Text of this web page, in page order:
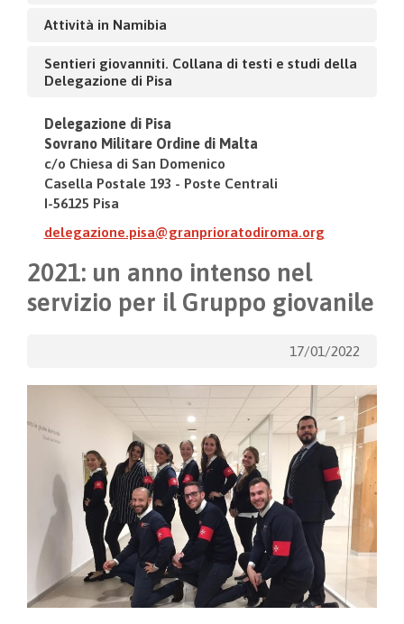
Attività in Namibia
Sentieri giovanniti. Collana di testi e studi della
Delegazione di Pisa
Delegazione di Pisa
Sovrano Militare Ordine di Malta
c/o Chiesa di San Domenico
Casella Postale 193 - Poste Centrali
I-56125 Pisa
delegazione.pisa@granprioratodiroma.org
2021: un anno intenso nel
servizio per il Gruppo giovanile
17/01/2022